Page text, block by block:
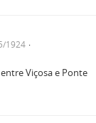
1924
Viçosa e Ponte